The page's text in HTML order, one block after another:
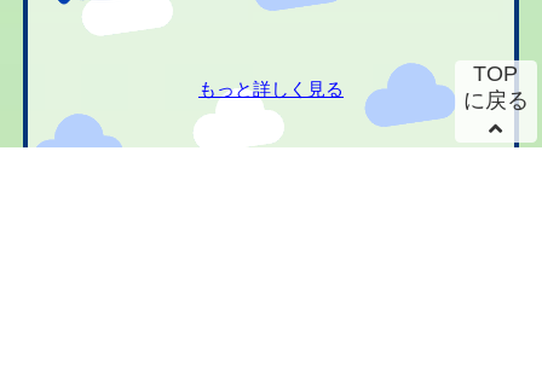
もっと詳しく見る
TOP
に戻る